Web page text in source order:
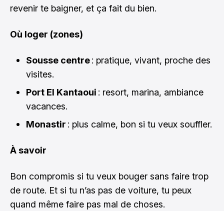
revenir te baigner, et ça fait du bien.
Où loger (zones)
Sousse centre: pratique, vivant, proche des
visites.
Port El Kantaoui : resort, marina, ambiance
vacances.
Monastir : plus calme, bon si tu veux souffler.
À savoir
Bon compromis si tu veux bouger sans faire trop
de route. Et si tu n’as pas de voiture, tu peux
quand même faire pas mal de choses.